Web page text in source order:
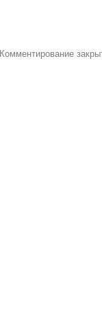
Комментирование